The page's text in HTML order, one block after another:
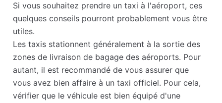
Si vous souhaitez prendre un taxi à l'aéroport, ces
quelques conseils pourront probablement vous être
utiles.
Les taxis stationnent généralement à la sortie des
zones de livraison de bagage des aéroports. Pour
autant, il est recommandé de vous assurer que
vous avez bien affaire à un taxi officiel. Pour cela,
vérifier que le véhicule est bien équipé d'une